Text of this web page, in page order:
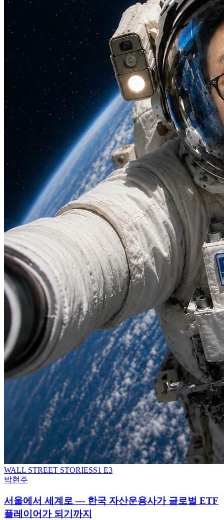
WALL STREET STORIESS1 E3
박현주
서울에서 세계로 — 한국 자산운용사가 글로벌 ETF
플레이어가 되기까지